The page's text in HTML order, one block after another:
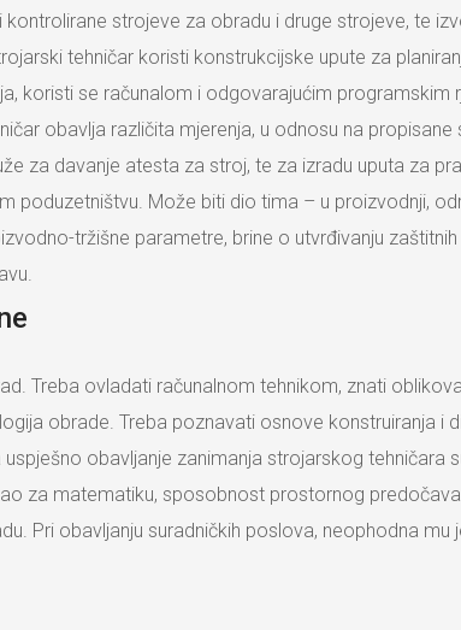
strojeve za obradu i druge strojeve, te
tehničar koristi konstrukcijske upute za
koristi se računalom i odgovarajućim
obavlja različita mjerenja, u odnosu na
za davanje atesta za stroj, te za izradu uputa za
poduzetništvu. Može biti dio tima – u proizvodnji,
tržišne parametre, brine o utvrđivanju
Treba ovladati računalnom tehnikom, znati
obrade. Treba poznavati osnove konstruiranja i
obavljanje zanimanja strojarskog tehničara
za matematiku, sposobnost prostornog
Pri obavljanju suradničkih poslova, neophodna